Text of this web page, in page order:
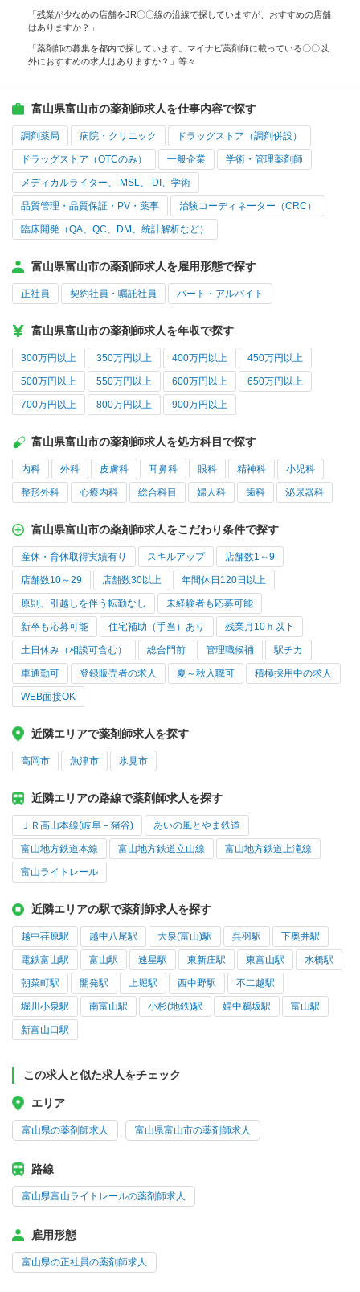
「残業が少なめの店舗をJR〇〇線の沿線で探していますが、おすすめの店舗
はありますか？」
「薬剤師の募集を都内で探しています。マイナビ薬剤師に載っている〇〇以
外におすすめの求人はありますか？」等々
富山県富山市の薬剤師求人を仕事内容で探す
調剤薬局 病院・クリニック ドラッグストア（調剤併設）
ドラッグストア（OTCのみ） 一般企業 学術・管理薬剤師
メディカルライター、 MSL、 DI、学術
品質管理・品質保証・PV・薬事 治験コーディネーター（CRC）
臨床開発（QA、QC、DM、統計解析など）
富山県富山市の薬剤師求人を雇用形態で探す
正社員 契約社員・嘱託社員 パート・アルバイト
富山県富山市の薬剤師求人を年収で探す
300万円以上 350万円以上 400万円以上 450万円以上
500万円以上 550万円以上 600万円以上 650万円以上
700万円以上 800万円以上 900万円以上
富山県富山市の薬剤師求人を処方科目で探す
内科 外科 皮膚科 耳鼻科 眼科 精神科 小児科
整形外科 心療内科 総合科目 婦人科 歯科 泌尿器科
富山県富山市の薬剤師求人をこだわり条件で探す
産休・育休取得実績有り スキルアップ 店舗数1～9
店舗数10～29 店舗数30以上 年間休日120日以上
原則、引越しを伴う転勤なし 未経験者も応募可能
新卒も応募可能 住宅補助（手当）あり 残業月10ｈ以下
土日休み（相談可含む） 総合門前 管理職候補 駅チカ
車通勤可 登録販売者の求人 夏～秋入職可 積極採用中の求人
WEB面接OK
近隣エリアで薬剤師求人を探す
高岡市 魚津市 氷見市
近隣エリアの路線で薬剤師求人を探す
ＪＲ高山本線(岐阜－猪谷) あいの風とやま鉄道
富山地方鉄道本線 富山地方鉄道立山線 富山地方鉄道上滝線
富山ライトレール
近隣エリアの駅で薬剤師求人を探す
越中荏原駅 越中八尾駅 大泉(富山)駅 呉羽駅 下奥井駅
電鉄富山駅 富山駅 速星駅 東新庄駅 東富山駅 水橋駅
朝菜町駅 開発駅 上堀駅 西中野駅 不二越駅
堀川小泉駅 南富山駅 小杉(地鉄)駅 婦中鵜坂駅 富山駅
新富山口駅
この求人と似た求人をチェック
エリア
富山県の薬剤師求人 富山県富山市の薬剤師求人
路線
富山県富山ライトレールの薬剤師求人
雇用形態
富山県の正社員の薬剤師求人